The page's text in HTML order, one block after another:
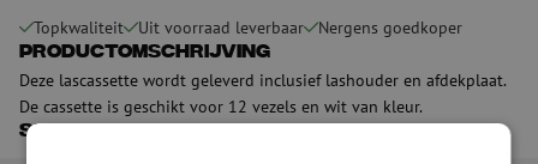
Topkwaliteit Uit voorraad leverbaar Nergens goedkoper
Productomschrijving
Deze lascassette wordt geleverd inclusief lashouder en afdekplaat.
De cassette is geschikt voor 12 vezels en wit van kleur.
Specificaties